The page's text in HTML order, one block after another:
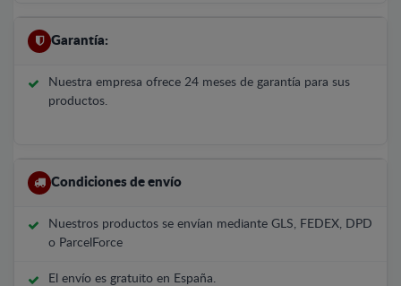
Garantía:
Nuestra empresa ofrece 24 meses de garantía para sus
productos.
Condiciones de envío
Nuestros productos se envían mediante GLS, FEDEX, DPD
o ParcelForce
El envío es gratuito en España.